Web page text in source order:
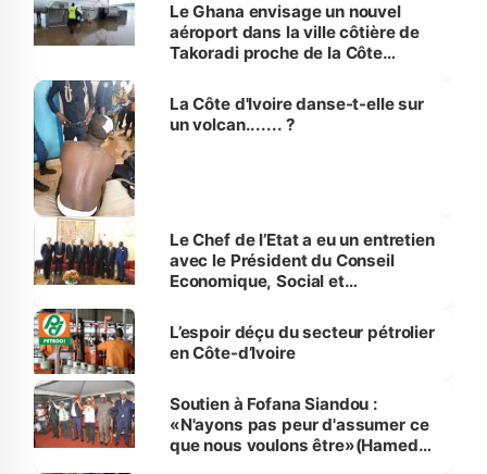
Le Ghana envisage un nouvel
aéroport dans la ville côtière de
Takoradi proche de la Côte
La Côte d'Ivoire danse-t-elle sur
un volcan....... ?
Le Chef de l’Etat a eu un entretien
avec le Président du Conseil
Economique, Social et
L’espoir déçu du secteur pétrolier
en Côte-d’Ivoire
Soutien à Fofana Siandou :
«N'ayons pas peur d'assumer ce
que nous voulons être»(Hamed